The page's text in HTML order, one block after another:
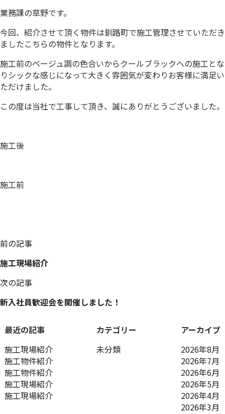
業務課の草野です。
今回、紹介させて頂く物件は釧路町で施工管理させていただき
ましたこちらの物件となります。
施工前のベージュ調の色合いからクールブラックへの施工とな
りシックな感じになって大きく雰囲気が変わりお客様に満足い
ただけました。
この度は当社で工事して頂き、誠にありがとうございました。
施工後
施工前
投
ナ
ビ
ゲ
ー
ョ
ン
前の記事
施工現場紹介
次の記事
新入社員歓迎会を開催しました！
最近の記事
施工現場紹介
施工物件紹介
施工物件紹介
施工現場紹介
施工現場紹介
カテゴリー
未分類
アーカイブ
2026年8月
2026年7月
2026年6月
2026年5月
2026年4月
2026年3月